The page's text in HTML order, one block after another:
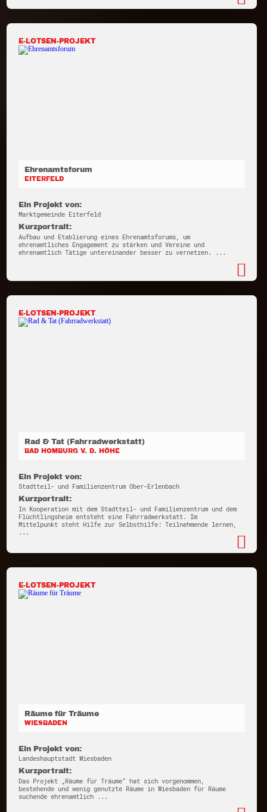
E-LOTSEN-PROJEKT
Ehrenamtsforum
EITERFELD
Ein Projekt von:
Marktgemeinde Eiterfeld
Kurzportrait:
Aufbau und Etablierung eines Ehrenamtsforums, um
ehrenamtliches Engagement zu stärken und Vereine und
ehrenamtlich Tätige untereinander besser zu vernetzen. ...
E-LOTSEN-PROJEKT
Rad & Tat (Fahrradwerkstatt)
BAD HOMBURG V. D. HÖHE
Ein Projekt von:
Stadtteil- und Familienzentrum Ober-Erlenbach
Kurzportrait:
In Kooperation mit dem Stadtteil- und Familienzentrum und dem
Flüchtlingsheim entsteht eine Fahrradwerkstatt. Im
Mittelpunkt steht Hilfe zur Selbsthilfe: Teilnehmende lernen,
...
E-LOTSEN-PROJEKT
Räume für Träume
WIESBADEN
Ein Projekt von:
Landeshauptstadt Wiesbaden
Kurzportrait:
Das Projekt „Räume für Träume“ hat sich vorgenommen,
bestehende und wenig genutzte Räume in Wiesbaden für Räume
suchende ehrenamtlich ...